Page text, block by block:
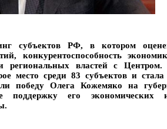
субъектов РФ, в котором
конкурентоспособность
региональных властей с Центром.
место среди 83 субъектов и
победу Олега Кожемяко на
его экономических